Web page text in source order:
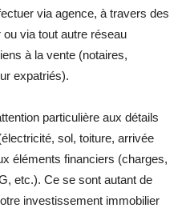
via agence, à travers des
via tout autre réseau
à la vente (notaires,
expatriés).
particulière aux détails
sol, toiture, arrivée
éléments financiers (charges,
etc.). Ce se sont autant de
investissement immobilier